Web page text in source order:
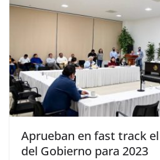
Aprueban en fast track
del Gobierno para 2023